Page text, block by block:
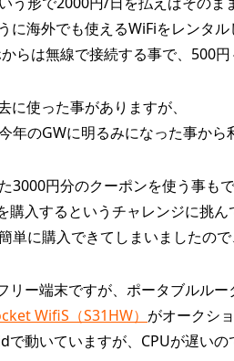
に海外でも使えるWiFiをレンタル
らは無線で接続する事で、500
に使った事がありますが、
年のGWに明るみになった事から
3000円分のクーポンを使う事もで
購入するというチャレンジに挑ん
単に購入できてしまいましたの
リー端末ですが、ポータブルルー
WifiS（S31HW） がオークシ
動いていますが、CPUが遅いの